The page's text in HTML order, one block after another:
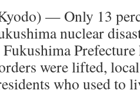
— Only 13
nuclear
Prefecture
were lifted,
who used